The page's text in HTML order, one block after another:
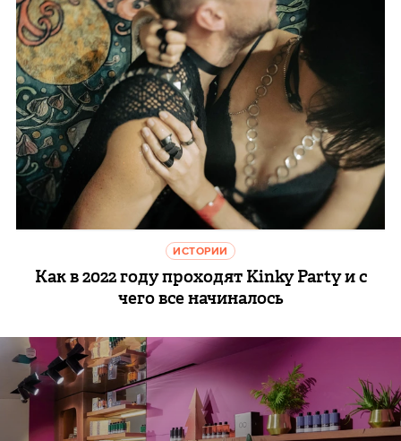
ИСТОРИИ
Как в 2022 году проходят Kinky Party и с
чего все начиналось